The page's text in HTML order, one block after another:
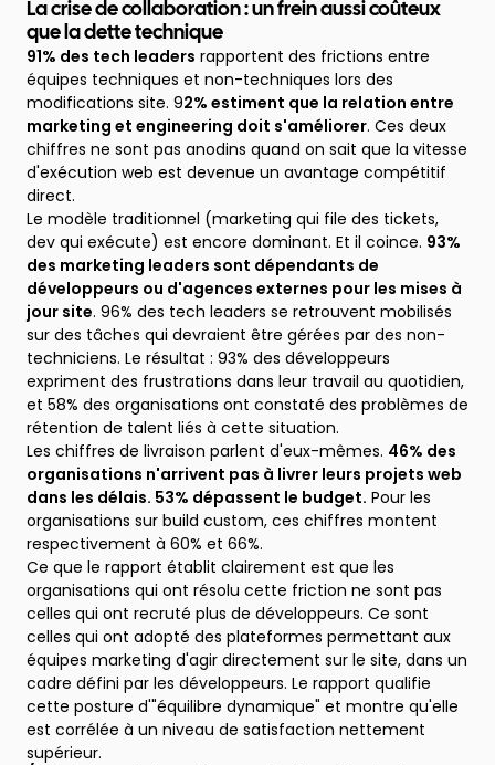
La crise de collaboration : un frein aussi coûteux
que la dette technique
91% des tech leaders rapportent des frictions entre
équipes techniques et non-techniques lors des
modifications site. 92% estiment que la relation entre
marketing et engineering doit s'améliorer. Ces deux
chiffres ne sont pas anodins quand on sait que la vitesse
d'exécution web est devenue un avantage compétitif
direct.
Le modèle traditionnel (marketing qui file des tickets,
dev qui exécute) est encore dominant. Et il coince. 93%
des marketing leaders sont dépendants de
développeurs ou d'agences externes pour les mises à
jour site. 96% des tech leaders se retrouvent mobilisés
sur des tâches qui devraient être gérées par des non-
techniciens. Le résultat : 93% des développeurs
expriment des frustrations dans leur travail au quotidien,
et 58% des organisations ont constaté des problèmes de
rétention de talent liés à cette situation.
Les chiffres de livraison parlent d'eux-mêmes. 46% des
organisations n'arrivent pas à livrer leurs projets web
dans les délais. 53% dépassent le budget. Pour les
organisations sur build custom, ces chiffres montent
respectivement à 60% et 66%.
Ce que le rapport établit clairement est que les
organisations qui ont résolu cette friction ne sont pas
celles qui ont recruté plus de développeurs. Ce sont
celles qui ont adopté des plateformes permettant aux
équipes marketing d'agir directement sur le site, dans un
cadre défini par les développeurs. Le rapport qualifie
cette posture d'"équilibre dynamique" et montre qu'elle
est corrélée à un niveau de satisfaction nettement
supérieur.